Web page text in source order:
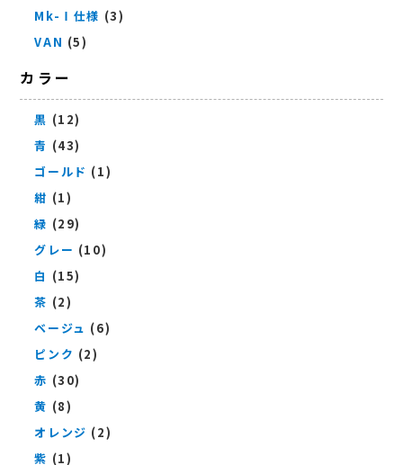
Mk-Ⅰ仕様 (3)
VAN (5)
カラー
黒 (12)
青 (43)
ゴールド (1)
紺 (1)
緑 (29)
グレー (10)
白 (15)
茶 (2)
ベージュ (6)
ピンク (2)
赤 (30)
黄 (8)
オレンジ (2)
紫 (1)